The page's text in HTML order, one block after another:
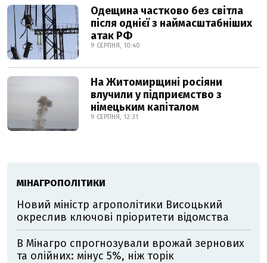
Одещина частково без світла
після однієї з наймасштабніших
атак РФ
9 СЕРПНЯ, 10:40
На Житомирщині росіяни
влучили у підприємство з
німецьким капіталом
9 СЕРПНЯ, 12:31
МІНАГРОПОЛІТИКИ
Новий міністр агрополітики Висоцький
окреслив ключові пріоритети відомства
В Мінагро спрогнозували врожай зернових
та олійних: мінус 5%, ніж торік